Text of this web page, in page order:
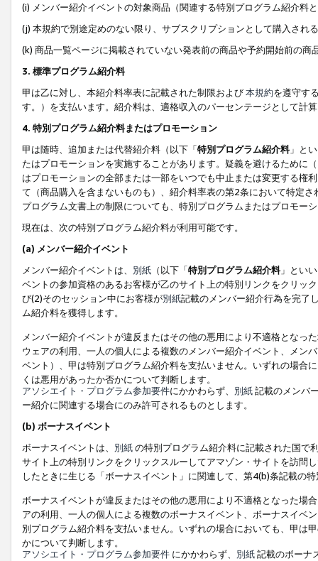
(i) メンバー紹介イベントの対象商品（関連する特別プログラム紹介料
(j) 本規約で別途定めのない限り、サブスクリプションとして購入され
(k) 商品一覧ページに掲載されていない発表前の商品や予約開始前の商
3. 標準プログラム紹介料
甲は乙に対し、本紹介料率表に記載された制限および本規約を遵守す
す。）を支払います。紹介料は、適格収入のパーセンテージとして計
4. 特別プログラム紹介料またはプロモーション
甲は随時、追加または代替紹介料（以下「特別プログラム紹介料」と
たはプロモーションを実施することがあります。疑義を避けるために
はプロモーションの全部または一部をいつでも中止または変更する権
て（商品購入を含まないものも）、紹介料率表の第2条において特定
プログラム文書上の制限についても、特別プログラムまたはプロモー
現在は、次の特別プログラム紹介料が利用可能です。
(a) メンバー紹介イベント
メンバー紹介イベントは、 別紙 （以下「特別プログラム紹介料」とい
ベントの参加資格のあるお客様が乙のサイト上の特別リンクをクリッ
び(2)そのセッション中にお客様が別紙記載のメンバー紹介行為を完了
ム紹介料を獲得します。
メンバー紹介イベントが違反またはその他の悪用により不適格となっ
ウェアの利用、一人の個人による複数のメンバー紹介イベント、メン
ベント）、甲は特別プログラム紹介料を支払いません。いずれの場合
くは悪用があったか否かについて判断します。
アソシエイト・プログラム参加要件にかかわらず、 別紙記載のメンバ
ー紹介に関連する場合にのみ許可されるものとします。
(b) ボーナスイベント
ボーナスイベントは、 別紙の特別プログラム紹介料に記載された国で
サイト上の特別リンクをクリックスルーしてアマゾン・サイトを訪問
したときに生じる「ボーナスイベント」に関連して、第4(b)条記載の
ボーナスイベントが違反またはその他の悪用により不適格となった場
アの利用、一人の個人による複数のボーナスイベント、ボーナスイベ
別プログラム紹介料を支払いません。いずれの場合においても、甲は
かについて判断します。
アソシエイト・プログラム参加要件 にかかわらず、 別紙記載のボーナ